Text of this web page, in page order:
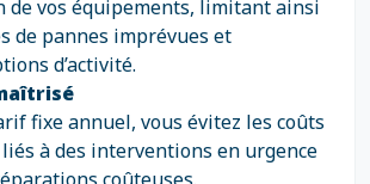
de vos équipements, limitant ainsi
de pannes imprévues et
d’activité.
fixe annuel, vous évitez les coûts
à des interventions en urgence